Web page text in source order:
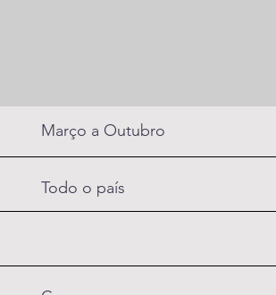
Março a Outubro
Todo o país